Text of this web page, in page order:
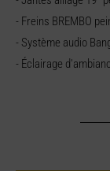
- Freins BREMBO
- Système audio
- Éclairage